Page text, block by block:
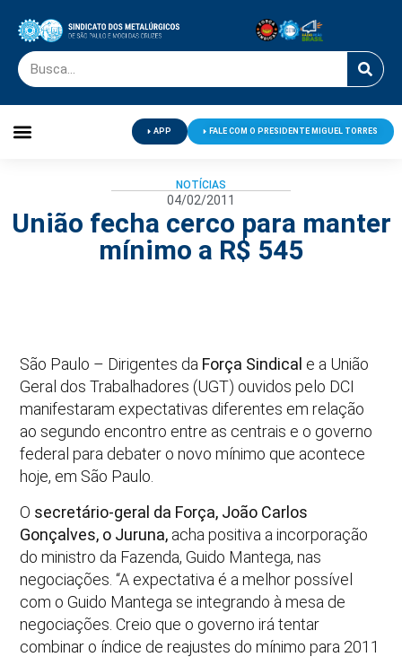
APP FALE COM O PRESIDENTE MIGUEL TORRES
NOTÍCIAS
04/02/2011
União fecha cerco para manter
mínimo a R$ 545
São Paulo – Dirigentes da Força Sindical e a União
Geral dos Trabalhadores (UGT) ouvidos pelo DCI
manifestaram expectativas diferentes em relação
ao segundo encontro entre as centrais e o governo
federal para debater o novo mínimo que acontece
hoje, em São Paulo.
O secretário-geral da Força, João Carlos
Gonçalves, o Juruna, acha positiva a incorporação
do ministro da Fazenda, Guido Mantega, nas
negociações. “A expectativa é a melhor possível
com o Guido Mantega se integrando à mesa de
negociações. Creio que o governo irá tentar
combinar o índice de reajustes do mínimo para 2011